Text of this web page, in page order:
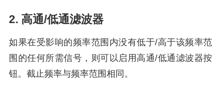
2. 高通/低通滤波器
如果在受影响的频率范围内没有低于/高于该频率范
围的任何所需信号，则可以启用高通/低通滤波器按
钮。截止频率与频率范围相同。